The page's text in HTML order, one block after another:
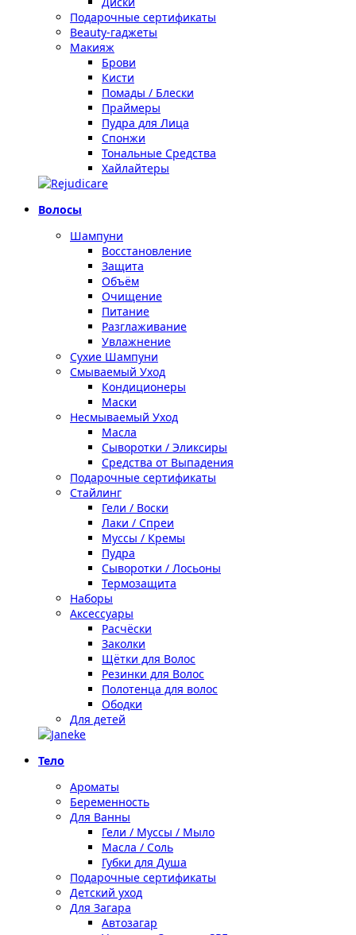
Подарочные сертификаты
Beauty-гаджеты
Макияж
Брови
Кисти
Помады / Блески
Праймеры
Пудра для Лица
Спонжи
Тональные Средства
Хайлайтеры
Волосы
Шампуни
Восстановление
Защита
Объём
Очищение
Питание
Разглаживание
Увлажнение
Сухие Шампуни
Смываемый Уход
Кондиционеры
Маски
Несмываемый Уход
Масла
Сыворотки / Эликсиры
Средства от Выпадения
Подарочные сертификаты
Стайлинг
Гели / Воски
Лаки / Спреи
Муссы / Кремы
Пудра
Сыворотки / Лосьоны
Термозащита
Наборы
Аксессуары
Расчёски
Заколки
Щётки для Волос
Резинки для Волос
Полотенца для волос
Ободки
Для детей
Тело
Ароматы
Беременность
Для Ванны
Гели / Муссы / Мыло
Масла / Соль
Губки для Душа
Подарочные сертификаты
Детский уход
Для Загара
Автозагар